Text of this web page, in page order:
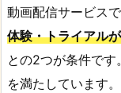
動画配信サービス
体験・トライアル
との2つが条件で
を満たしています。